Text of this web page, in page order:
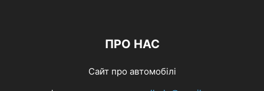
ПРО НАС
Сайт про автомобілі